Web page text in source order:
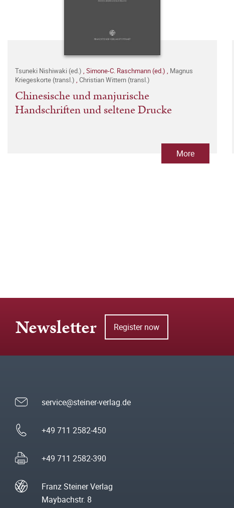
Tsuneki Nishiwaki (ed.) , Simone-C. Raschmann (ed.) , Magnus
Kriegeskorte (transl.) , Christian Wittern (transl.)
Chinesische und manjurische
Handschriften und seltene Drucke
More
Newsletter Register now
service@steiner-verlag.de
+49 711 2582-450
+49 711 2582-390
Franz Steiner Verlag
Maybachstr. 8